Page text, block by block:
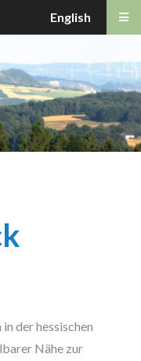
der hessischen
Nähe zur
English